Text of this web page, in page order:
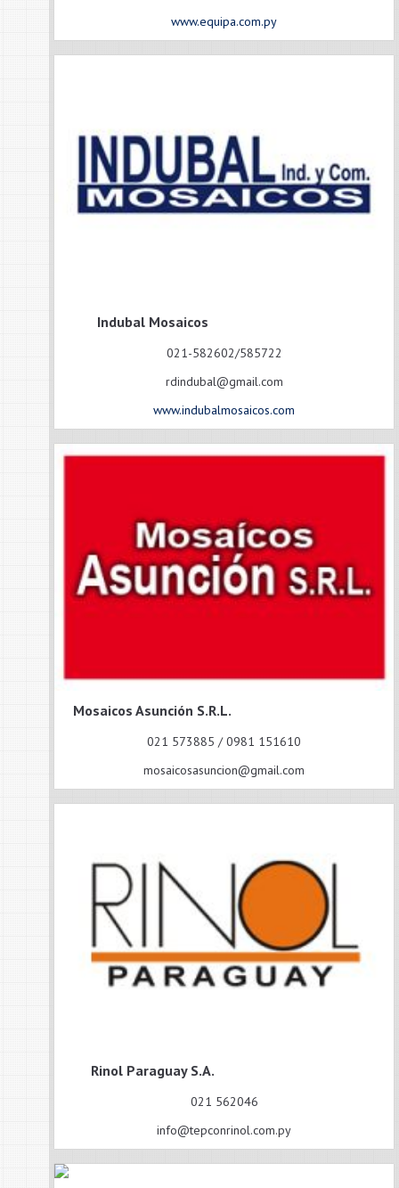
www.equipa.com.py
Indubal Mosaicos
021-582602/585722
rdindubal@gmail.com
www.indubalmosaicos.com
Mosaicos Asunción S.R.L.
021 573885 / 0981 151610
mosaicosasuncion@gmail.com
Rinol Paraguay S.A.
021 562046
info@tepconrinol.com.py